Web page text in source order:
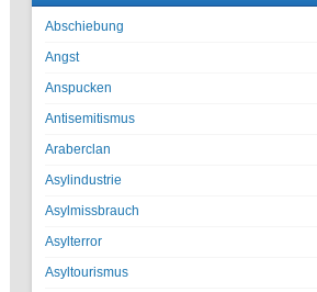
Abschiebung
Angst
Anspucken
Antisemitismus
Araberclan
Asylindustrie
Asylmissbrauch
Asylterror
Asyltourismus